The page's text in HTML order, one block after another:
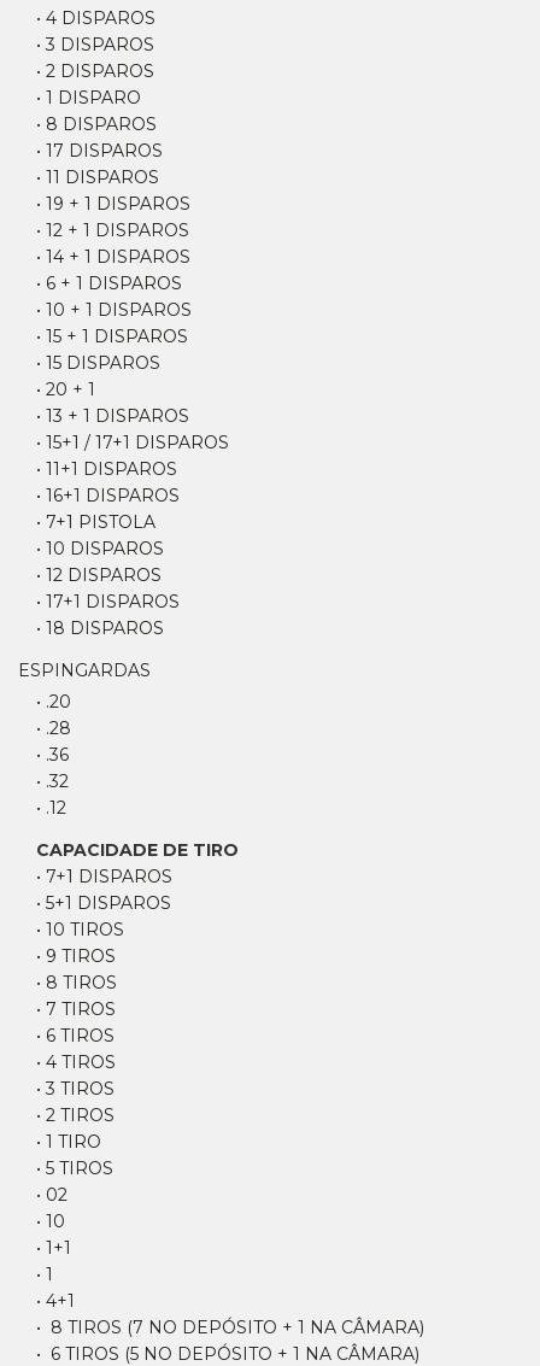
• 4 DISPAROS
• 3 DISPAROS
• 2 DISPAROS
• 1 DISPARO
• 8 DISPAROS
• 17 DISPAROS
• 11 DISPAROS
• 19 + 1 DISPAROS
• 12 + 1 DISPAROS
• 14 + 1 DISPAROS
• 6 + 1 DISPAROS
• 10 + 1 DISPAROS
• 15 + 1 DISPAROS
• 15 DISPAROS
• 20 + 1
• 13 + 1 DISPAROS
• 15+1 / 17+1 DISPAROS
• 11+1 DISPAROS
• 16+1 DISPAROS
• 7+1 PISTOLA
• 10 DISPAROS
• 12 DISPAROS
• 17+1 DISPAROS
• 18 DISPAROS
ESPINGARDAS
• .20
• .28
• .36
• .32
• .12
CAPACIDADE DE TIRO
• 7+1 DISPAROS
• 5+1 DISPAROS
• 10 TIROS
• 9 TIROS
• 8 TIROS
• 7 TIROS
• 6 TIROS
• 4 TIROS
• 3 TIROS
• 2 TIROS
• 1 TIRO
• 5 TIROS
• 02
• 10
• 1+1
• 1
• 4+1
• 8 TIROS (7 NO DEPÓSITO + 1 NA CÂMARA)
• 6 TIROS (5 NO DEPÓSITO + 1 NA CÂMARA)